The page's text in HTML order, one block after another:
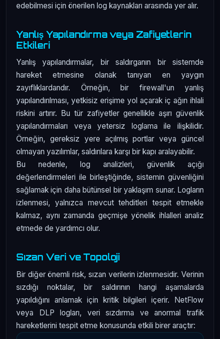
edebilmesi için önerilen log kaynakları arasında yer alır.
Yanlış Yapılandırma veya Zafiyetlerin
Etkileri
Yanlış yapılandırmalar, bir saldırganın bir sistemde
hareket etmesine olanak tanıyan en yaygın
zayıflıklardandır. Örneğin, bir firewall'un yanlış
yapılandırılması, yetkisiz erişime yol açarak iç ağın ihlali
riskini artırır. Bu tür zafiyetler genellikle aşırı güvenlik
yapılandırmaları veya yetersiz loglama ile ilişkilidir.
Örneğin, gereksiz yere açılmış portlar veya güncel
olmayan yazılımlar, saldırılara karşı bir kapı aralayabilir.
Bu nedenle, log analizleri, güvenlik açığı
değerlendirmeleri ile birleştiğinde, sistemin güvenliğini
sağlamak için daha bütünsel bir yaklaşım sunar. Logların
izlenmesi, yalnızca mevcut tehditleri tespit etmekle
kalmaz, aynı zamanda geçmişe yönelik ihlalleri analiz
etmede de yardımcı olur.
Sızan Veri ve Topoloji
Bir diğer önemli risk, sızan verilerin izlenmesidir. Verinin
sızdığı noktalar, bir saldırının hangi aşamalarda
yapıldığını anlamak için kritik bilgileri içerir. NetFlow
veya DLP logları, veri sızdırma ve anormal trafik
hareketlerini tespit etme konusunda etkili birer araçtır: